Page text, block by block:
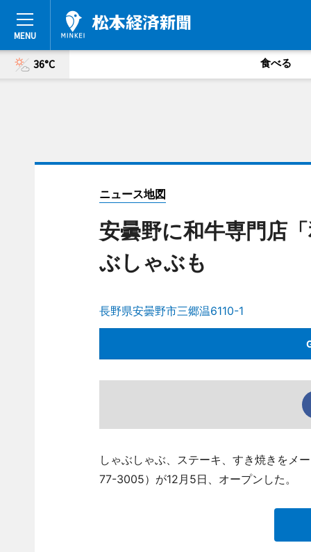
36°C 食べる
ニュース地図
安曇野に和牛専門店
ぶしゃぶも
長野県安曇野市三郷温6110-1
しゃぶしゃぶ、ステーキ、すき焼きをメ
77-3005）が12月5日、オープンした。